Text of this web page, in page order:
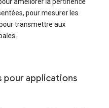
pour mesurer les
transmettre aux
pour applications